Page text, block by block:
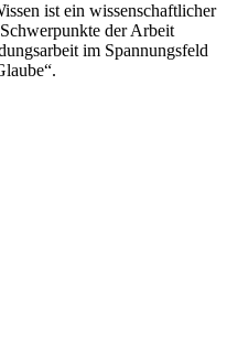
ist ein wissenschaftlicher
der Arbeit
im Spannungsfeld